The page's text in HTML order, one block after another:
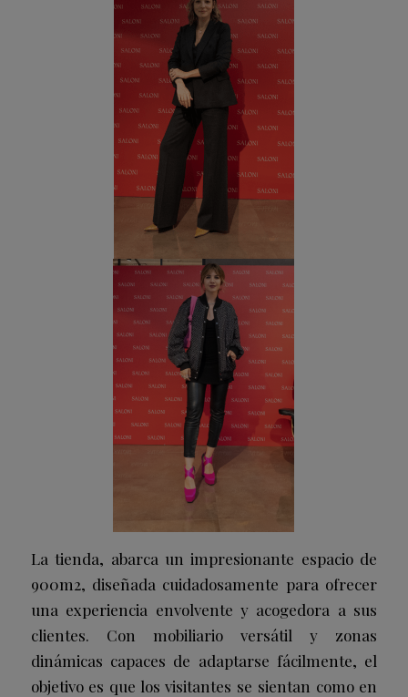
La tienda, abarca un impresionante espacio de
900m2, diseñada cuidadosamente para ofrecer
una experiencia envolvente y acogedora a sus
clientes. Con mobiliario versátil y zonas
dinámicas capaces de adaptarse fácilmente, el
objetivo es que los visitantes se sientan como en